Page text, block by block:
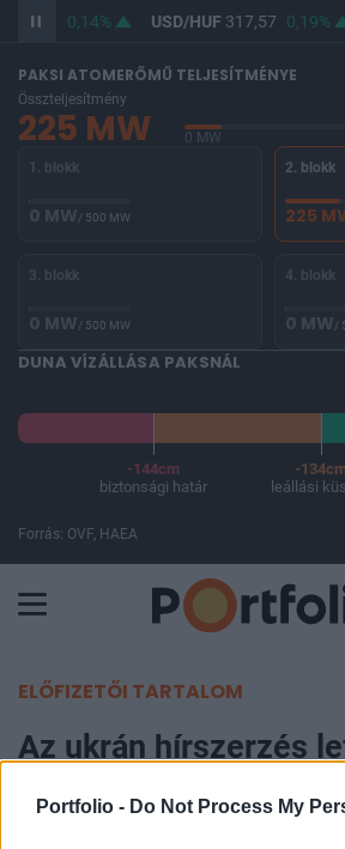
Portfolio - Do Not Process My
365,91 0,14% USD/HUF 317,57 0,19%
PAKSI ATOMERŐMŰ TELJESÍTMÉNYE
Összteljesítmény
225 MW 0 MW
1. blokk
0 MW/ 500 MW
2. blokk
225
3. blokk
0 MW/ 500 MW
4. blokk
0 MW/
DUNA VÍZÁLLÁSA PAKSNÁL
-144cm
biztonsági határ
-
leállási
Forrás: OVF, HAEA
ELŐFIZETŐI TARTALOM
Az ukrán hírszerzés
európai partok
orosz hajót: súlyos